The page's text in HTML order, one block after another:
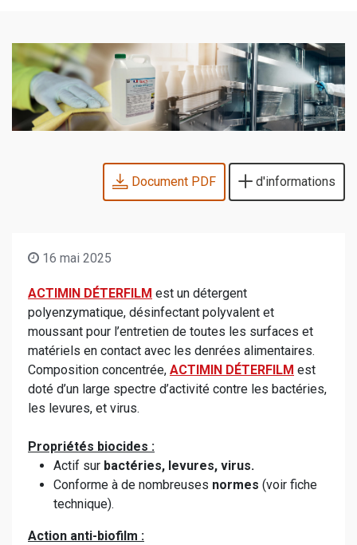
Document PDF d'informations
16 mai 2025
ACTIMIN DÉTERFILM est un détergent
polyenzymatique, désinfectant polyvalent et
moussant pour l’entretien de toutes les surfaces et
matériels en contact avec les denrées alimentaires.
Composition concentrée, ACTIMIN DÉTERFILM est
doté d’un large spectre d’activité contre les bactéries,
les levures, et virus.
Propriétés biocides :
Actif sur bactéries, levures, virus.
Conforme à de nombreuses normes (voir fiche
technique).
Action anti-biofilm :